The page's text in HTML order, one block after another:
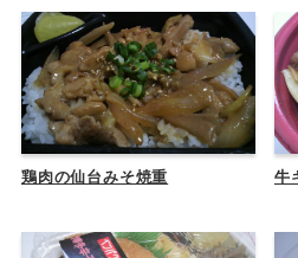
鶏肉の仙台みそ焼重 牛